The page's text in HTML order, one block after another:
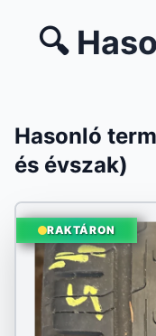
🔍
Hasonló
és évszak)
RAKTÁRON